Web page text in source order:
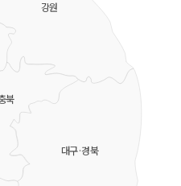
강원
북
대구·경북